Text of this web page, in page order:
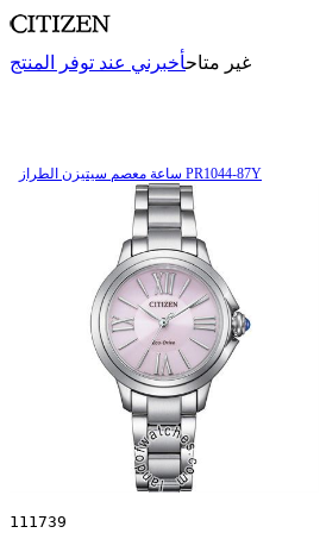
غير متاحأخبرني عند توفر المنتج
ساعة معصم سیتیزن الطراز PR1044-87Y
111739